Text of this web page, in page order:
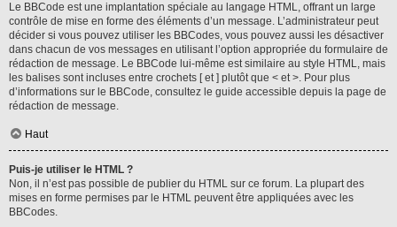
Le BBCode est une implantation spéciale au langage HTML, offrant un large
contrôle de mise en forme des éléments d’un message. L’administrateur peut
décider si vous pouvez utiliser les BBCodes, vous pouvez aussi les désactiver
dans chacun de vos messages en utilisant l’option appropriée du formulaire de
rédaction de message. Le BBCode lui-même est similaire au style HTML, mais
les balises sont incluses entre crochets [ et ] plutôt que < et >. Pour plus
d’informations sur le BBCode, consultez le guide accessible depuis la page de
rédaction de message.
Haut
Puis-je utiliser le HTML ?
Non, il n’est pas possible de publier du HTML sur ce forum. La plupart des
mises en forme permises par le HTML peuvent être appliquées avec les
BBCodes.